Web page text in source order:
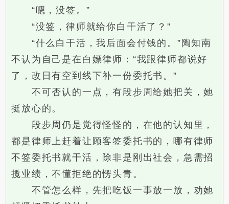
“嗯，没签。”
“没签，律师就给你白干活了？”
“什么白干活，我后面会付钱的。”陶知南
不认为自己是在白嫖律师：“我跟律师都说好
了，改日有空到线下补一份委托书。”
不可否认的一点，有段步周给她把关，她
挺放心的。
段步周仍是觉得怪怪的，在他的认知里，
都是律师上赶着让顾客签委托书的，哪有律师
不签委托书就干活，除非是刚出社会，急需招
揽业绩，不懂拒绝的愣头青。
不管怎么样，先把吃饭一事放一放，劝她